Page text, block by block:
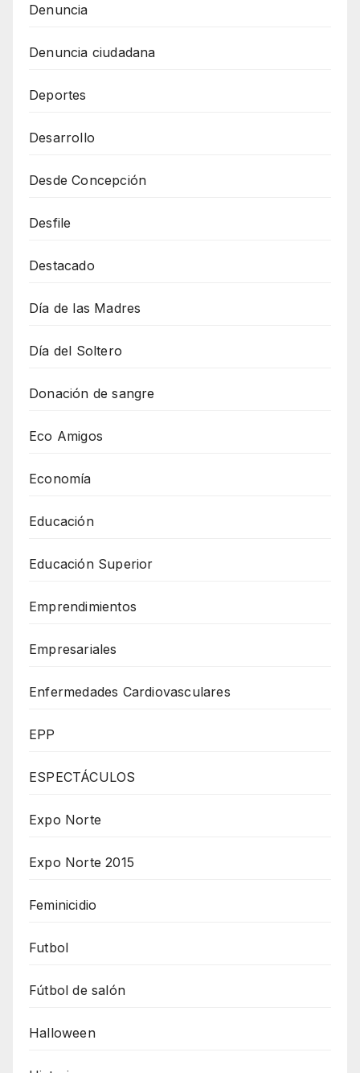
Denuncia
Denuncia ciudadana
Deportes
Desarrollo
Desde Concepción
Desfile
Destacado
Día de las Madres
Día del Soltero
Donación de sangre
Eco Amigos
Economía
Educación
Educación Superior
Emprendimientos
Empresariales
Enfermedades Cardiovasculares
EPP
ESPECTÁCULOS
Expo Norte
Expo Norte 2015
Feminicidio
Futbol
Fútbol de salón
Halloween